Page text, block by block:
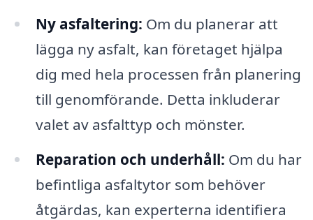
Ny asfaltering: Om du planerar att
lägga ny asfalt, kan företaget hjälpa
dig med hela processen från planering
till genomförande. Detta inkluderar
valet av asfalttyp och mönster.
Reparation och underhåll: Om du har
befintliga asfaltytor som behöver
åtgärdas, kan experterna identifiera